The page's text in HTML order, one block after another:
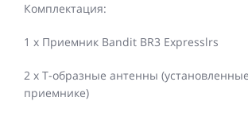
Комплектация:
1 x Приемник Bandit BR3 Expresslrs
2 x Т-образные антенны
приемнике)